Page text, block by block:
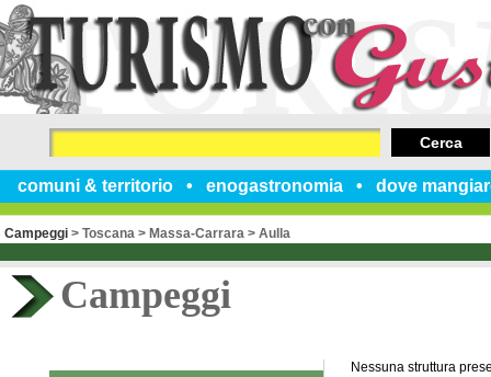
comuni & territorio enogastronomia dove
Cerca
Campeggi > Toscana > Massa-Carrara > Aulla
Campeggi
Nessuna struttura